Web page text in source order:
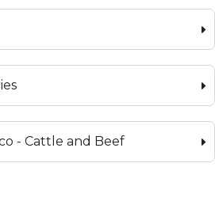
- Cattle and Beef